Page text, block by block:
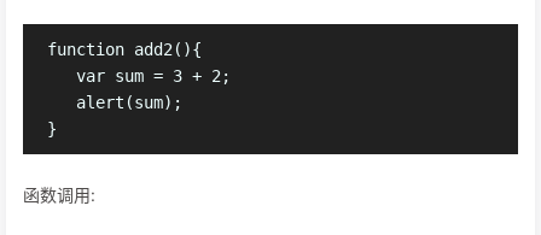
function add2(){
   var sum = 3 + 2;
   alert(sum);
函数调用: